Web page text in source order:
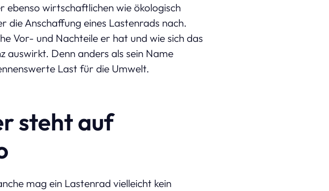
ebenso wirtschaftlichen wie ökologisch
die Anschaffung eines Lastenrads nach.
Vor- und Nachteile er hat und wie sich das
auswirkt. Denn anders als sein Name
Last für die Umwelt.
steht auf
mag ein Lastenrad vielleicht kein